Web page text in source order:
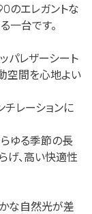
のエレガントな
一台です。
パレザーシート
空間を心地よい
チレーションに
らゆる季節の長
げ、高い快適性
な自然光が差